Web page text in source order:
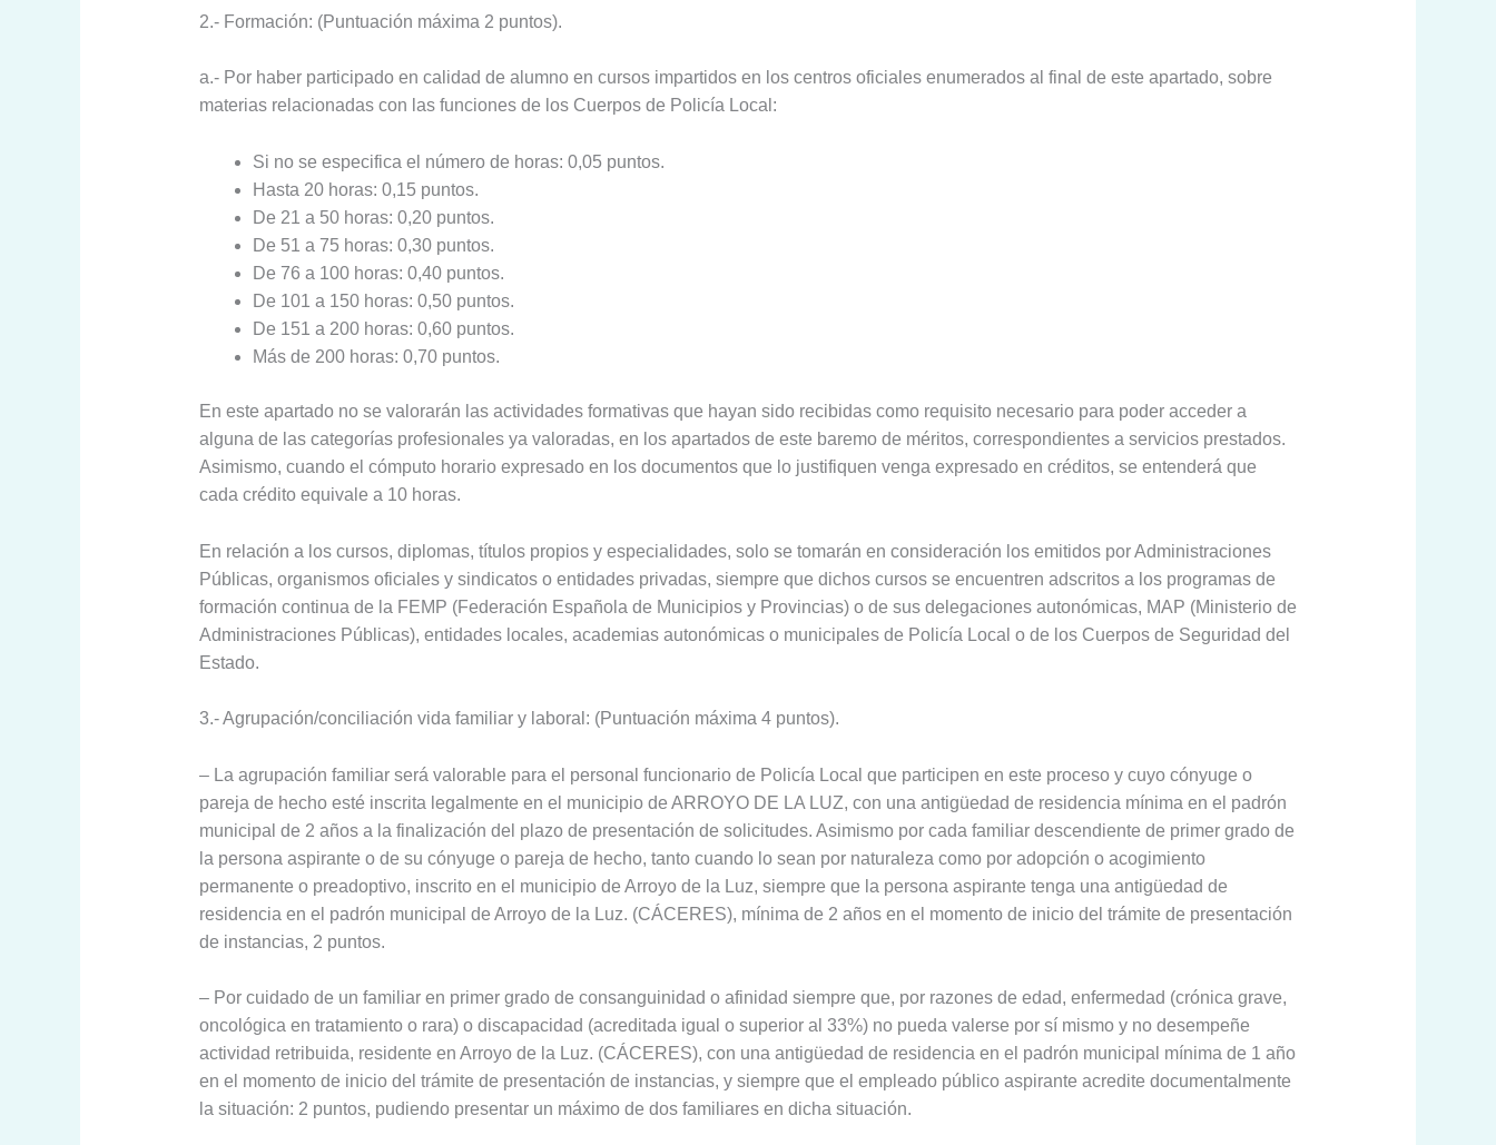
2.- Formación: (Puntuación máxima 2 puntos).
a.- Por haber participado en calidad de alumno en cursos impartidos en los centros oficiales enumerados al final de este apartado, sobre
materias relacionadas con las funciones de los Cuerpos de Policía Local:
Si no se especifica el número de horas: 0,05 puntos.
Hasta 20 horas: 0,15 puntos.
De 21 a 50 horas: 0,20 puntos.
De 51 a 75 horas: 0,30 puntos.
De 76 a 100 horas: 0,40 puntos.
De 101 a 150 horas: 0,50 puntos.
De 151 a 200 horas: 0,60 puntos.
Más de 200 horas: 0,70 puntos.
En este apartado no se valorarán las actividades formativas que hayan sido recibidas como requisito necesario para poder acceder a
alguna de las categorías profesionales ya valoradas, en los apartados de este baremo de méritos, correspondientes a servicios prestados.
Asimismo, cuando el cómputo horario expresado en los documentos que lo justifiquen venga expresado en créditos, se entenderá que
cada crédito equivale a 10 horas.
En relación a los cursos, diplomas, títulos propios y especialidades, solo se tomarán en consideración los emitidos por Administraciones
Públicas, organismos oficiales y sindicatos o entidades privadas, siempre que dichos cursos se encuentren adscritos a los programas de
formación continua de la FEMP (Federación Española de Municipios y Provincias) o de sus delegaciones autonómicas, MAP (Ministerio de
Administraciones Públicas), entidades locales, academias autonómicas o municipales de Policía Local o de los Cuerpos de Seguridad del
Estado.
3.- Agrupación/conciliación vida familiar y laboral: (Puntuación máxima 4 puntos).
– La agrupación familiar será valorable para el personal funcionario de Policía Local que participen en este proceso y cuyo cónyuge o
pareja de hecho esté inscrita legalmente en el municipio de ARROYO DE LA LUZ, con una antigüedad de residencia mínima en el padrón
municipal de 2 años a la finalización del plazo de presentación de solicitudes. Asimismo por cada familiar descendiente de primer grado de
la persona aspirante o de su cónyuge o pareja de hecho, tanto cuando lo sean por naturaleza como por adopción o acogimiento
permanente o preadoptivo, inscrito en el municipio de Arroyo de la Luz, siempre que la persona aspirante tenga una antigüedad de
residencia en el padrón municipal de Arroyo de la Luz. (CÁCERES), mínima de 2 años en el momento de inicio del trámite de presentación
de instancias, 2 puntos.
– Por cuidado de un familiar en primer grado de consanguinidad o afinidad siempre que, por razones de edad, enfermedad (crónica grave,
oncológica en tratamiento o rara) o discapacidad (acreditada igual o superior al 33%) no pueda valerse por sí mismo y no desempeñe
actividad retribuida, residente en Arroyo de la Luz. (CÁCERES), con una antigüedad de residencia en el padrón municipal mínima de 1 año
en el momento de inicio del trámite de presentación de instancias, y siempre que el empleado público aspirante acredite documentalmente
la situación: 2 puntos, pudiendo presentar un máximo de dos familiares en dicha situación.